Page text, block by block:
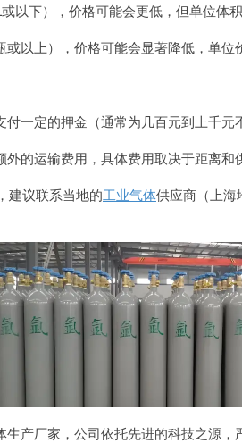
以下），价格可能会更低，但单位体积
以上），价格可能会显著降低，单位
一定的押金（通常为几百元到上千元
的运输费用，具体费用取决于距离和
建议联系当地的工业气体供应商（上海
生产厂家，公司依托先进的科技之源